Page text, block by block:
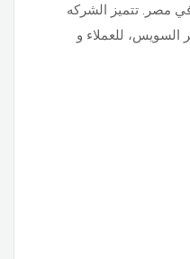
مصر. تتميز الشركه
السويس، للعملاء و